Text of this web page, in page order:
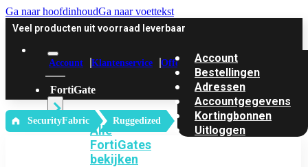
Ga naar hoofdinhoudGa naar voettekst
Veel producten uit voorraad leverbaar
Account Klantenservice Offerte
FortiGate
Alle
FortiGates
bekijken
Account
Bestellingen
Adressen
Accountgegevens
Kortingbonnen
Uitloggen
‎ SecurityFabric Ruggedized